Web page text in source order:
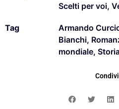
Scelti per voi,
Tag Armando
Bianchi,
mondiale,